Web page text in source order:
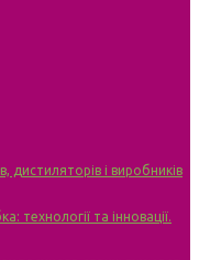
і виробників
технології та інновації.